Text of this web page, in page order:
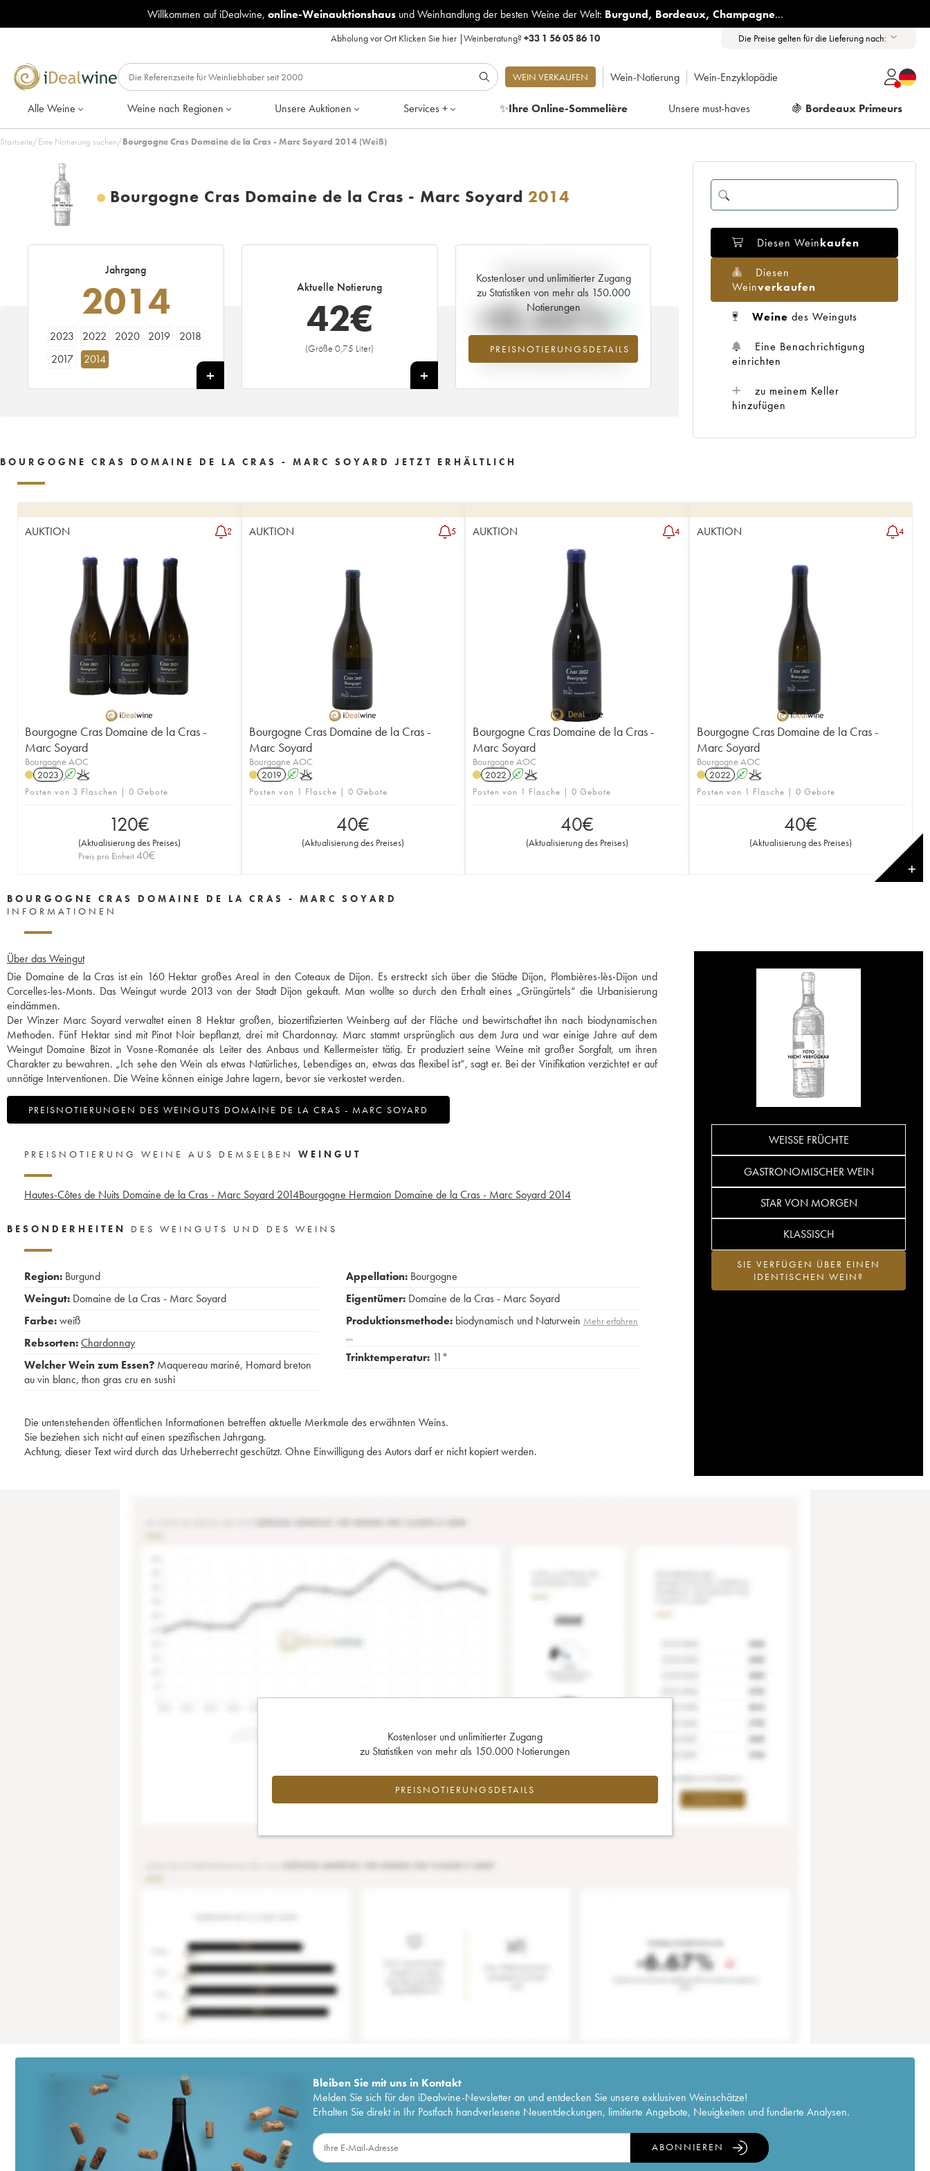
Willkommen auf iDealwine, online-Weinauktionshausund Weinhandlung der besten Weine der Welt: Burgund, Bordeaux, Champagne...
Abholung vor Ort Klicken Sie hier|Weinberatung?+33 1 56 05 86 10 Die Preise gelten für die Lieferung nach:
WEIN VERKAUFEN Wein-Notierung Wein-Enzyklopädie
Alle Weine Weine nach Regionen Unsere Auktionen Services + ✨Ihre Online-Sommelière Unsere must-haves 🍇 Bordeaux Primeurs
Startseite/Eine Notierung suchen/Bourgogne Cras Domaine de la Cras - Marc Soyard 2014 (Weiß)
Bourgogne Cras Domaine de la Cras - Marc Soyard 2014
Jahrgang
2014
2023 2022 2020 2019
2018
2017
2014
Aktuelle Notierung
42€
(Größe 0,75 Liter)
+
Kostenloser und unlimitierter Zugang
zu Statistiken von mehr als 150.000
Notierungen
PREISNOTIERUNGSDETAILS
Aktuelle Entwicklung der
Preisnotierung
+0.45%
Preisanstiegs des Jahrgangs 2014 im
Jahr 2026 im Vergleich zum Jahr 2025
Diesen Weinkaufen
Diesen
Weinverkaufen
Weine des Weinguts
Eine Benachrichtigung
einrichten
zu meinem Keller
hinzufügen
BOURGOGNE CRAS DOMAINE DE LA CRAS - MARC SOYARD JETZT ERHÄLTLICH
AUKTION 2
Bourgogne Cras Domaine de la Cras -
Marc Soyard
Bourgogne AOC
2023 AK
Posten von 3 Flaschen | 0 Gebote
120€
(Aktualisierung des Preises)
Preis pro Einheit40€
AUKTION 5
Bourgogne Cras Domaine de la Cras -
Marc Soyard
Bourgogne AOC
2019 AK
Posten von 1 Flasche | 0 Gebote
40€
(Aktualisierung des Preises)
AUKTION 4
Bourgogne Cras Domaine de la Cras -
Marc Soyard
Bourgogne AOC
2022 AK
Posten von 1 Flasche | 0 Gebote
40€
(Aktualisierung des Preises)
AUKTION 4
Bourgogne Cras Domaine de la Cras -
Marc Soyard
Bourgogne AOC
2022 AK
Posten von 1 Flasche | 0 Gebote
40€
(Aktualisierung des Preises)
✕
BOURGOGNE CRAS DOMAINE DE LA CRAS - MARC SOYARD
INFORMATIONEN
Über das Weingut
Die Domaine de la Cras ist ein 160 Hektar großes Areal in den Coteaux de Dijon. Es erstreckt sich über die Städte Dijon, Plombières-lès-Dijon und
Corcelles-les-Monts. Das Weingut wurde 2013 von der Stadt Dijon gekauft. Man wollte so durch den Erhalt eines „Grüngürtels“ die Urbanisierung
eindämmen.
Der Winzer Marc Soyard verwaltet einen 8 Hektar großen, biozertifizierten Weinberg auf der Fläche und bewirtschaftet ihn nach biodynamischen
Methoden. Fünf Hektar sind mit Pinot Noir bepflanzt, drei mit Chardonnay. Marc stammt ursprünglich aus dem Jura und war einige Jahre auf dem
Weingut Domaine Bizot in Vosne-Romanée als Leiter des Anbaus und Kellermeister tätig. Er produziert seine Weine mit großer Sorgfalt, um ihren
Charakter zu bewahren. „Ich sehe den Wein als etwas Natürliches, Lebendiges an, etwas das flexibel ist“, sagt er. Bei der Vinifikation verzichtet er auf
unnötige Interventionen. Die Weine können einige Jahre lagern, bevor sie verkostet werden.
PREISNOTIERUNGEN DES WEINGUTS DOMAINE DE LA CRAS - MARC SOYARD
WEISSE FRÜCHTE
GASTRONOMISCHER WEIN
STAR VON MORGEN
KLASSISCH
SIE VERFÜGEN ÜBER EINEN
IDENTISCHEN WEIN?
PREISNOTIERUNG WEINE AUS DEMSELBEN WEINGUT
Hautes-Côtes de Nuits Domaine de la Cras - Marc Soyard 2014Bourgogne Hermaion Domaine de la Cras - Marc Soyard 2014
BESONDERHEITEN DES WEINGUTS UND DES WEINS
Region: Burgund
Weingut: Domaine de La Cras - Marc Soyard
Farbe:weiß
Rebsorten:Chardonnay
Welcher Wein zum Essen? Maquereau mariné, Homard breton
au vin blanc, thon gras cru en sushi
Appellation: Bourgogne
Eigentümer: Domaine de la Cras - Marc Soyard
Produktionsmethode: biodynamisch und Naturwein Mehr erfahren
…
Trinktemperatur: 11°
Die untenstehenden öffentlichen Informationen betreffen aktuelle Merkmale des erwähnten Weins.
Sie beziehen sich nicht auf einen spezifischen Jahrgang.
Achtung, dieser Text wird durch das Urheberrecht geschützt. Ohne Einwilligung des Autors darf er nicht kopiert werden.
Kostenloser und unlimitierter Zugang
zu Statistiken von mehr als 150.000 Notierungen
PREISNOTIERUNGSDETAILS
Bleiben Sie mit uns in Kontakt
Melden Sie sich für den iDealwine-Newsletter an und entdecken Sie unsere exklusiven Weinschätze!
Erhalten Sie direkt in Ihr Postfach handverlesene Neuentdeckungen, limitierte Angebote, Neuigkeiten und fundierte Analysen.
ABONNIEREN